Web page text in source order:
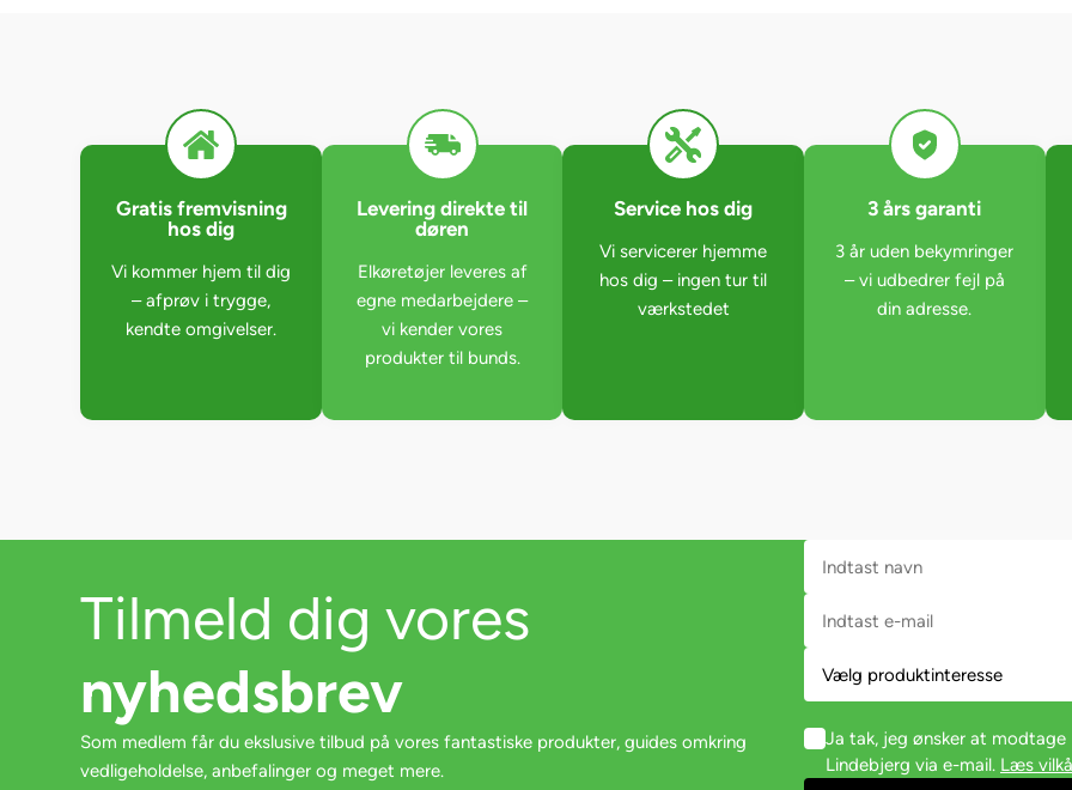
Gratis fremvisning
hos dig
Vi kommer hjem til dig
– afprøv i trygge,
kendte omgivelser.
Levering direkte til
døren
Elkøretøjer leveres af
egne medarbejdere –
vi kender vores
produkter til bunds.
Service hos dig
Vi servicerer hjemme
hos dig – ingen tur til
værkstedet
3 års garanti
3 år uden bekymringer
– vi udbedrer fejl på
din adresse.
Tilmeld dig vores
nyhedsbrev
Som medlem får du ekslusive tilbud på vores fantastiske produkter, guides omkring
vedligeholdelse, anbefalinger og meget mere.
Ja tak, jeg ønsker at
Lindebjerg via e-mail. Læs